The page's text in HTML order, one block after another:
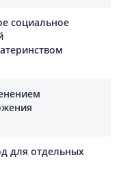
социальное
для отдельных